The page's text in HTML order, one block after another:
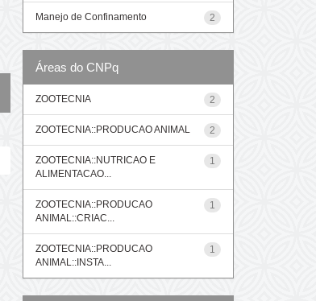
2
Manejo de Confinamento
Áreas do CNPq
2
ZOOTECNIA
2
ZOOTECNIA::PRODUCAO ANIMAL
1
ZOOTECNIA::NUTRICAO E
ALIMENTACAO...
1
ZOOTECNIA::PRODUCAO
ANIMAL::CRIAC...
1
ZOOTECNIA::PRODUCAO
ANIMAL::INSTA...